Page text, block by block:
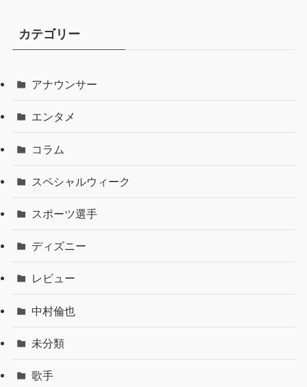
カテゴリー
アナウンサー
エンタメ
コラム
スペシャルウィーク
スポーツ選手
ディズニー
レビュー
中村倫也
未分類
歌手